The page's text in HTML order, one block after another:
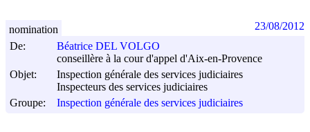
De:
Béatrice DEL VOLGO
conseillère à la cour d'appel d'Aix-en-Provence
Objet:
Inspection générale des services judiciaires
Inspecteurs des services judiciaires
Groupe:
Inspection générale des services judiciaires
nomination 23/08/2012